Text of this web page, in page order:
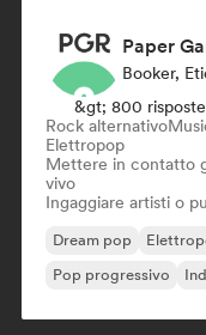
Paper
Booker,
&gt; 800
Rock alternativo
Elettropop
Mettere in contatto
vivo
Ingaggiare artisti o
Dream pop
Pop progressivo